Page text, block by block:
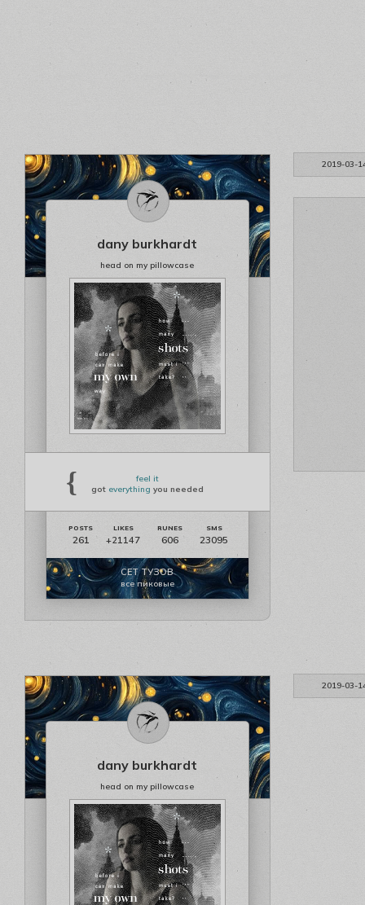
2019-03-
dany burkhardt
head on my pillowcase
{
feel it
got everything you needed
261 +21147 606 23095
СЕТ ТУЗОВ
все пиковые
2019-03-
dany burkhardt
head on my pillowcase